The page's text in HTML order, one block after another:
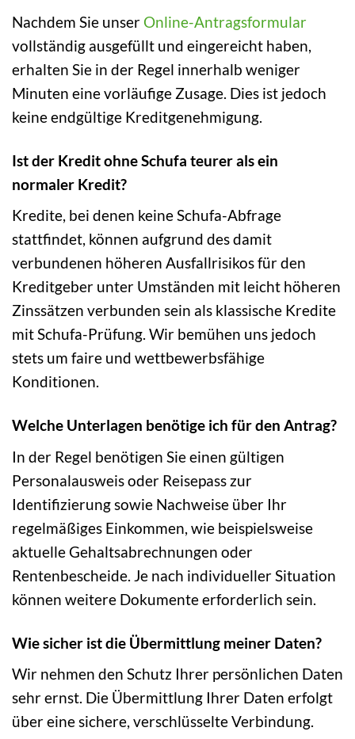
Nachdem Sie unser Online-Antragsformular
vollständig ausgefüllt und eingereicht haben,
erhalten Sie in der Regel innerhalb weniger
Minuten eine vorläufige Zusage. Dies ist jedoch
keine endgültige Kreditgenehmigung.
Ist der Kredit ohne Schufa teurer als ein
normaler Kredit?
Kredite, bei denen keine Schufa-Abfrage
stattfindet, können aufgrund des damit
verbundenen höheren Ausfallrisikos für den
Kreditgeber unter Umständen mit leicht höheren
Zinssätzen verbunden sein als klassische Kredite
mit Schufa-Prüfung. Wir bemühen uns jedoch
stets um faire und wettbewerbsfähige
Konditionen.
Welche Unterlagen benötige ich für den Antrag?
In der Regel benötigen Sie einen gültigen
Personalausweis oder Reisepass zur
Identifizierung sowie Nachweise über Ihr
regelmäßiges Einkommen, wie beispielsweise
aktuelle Gehaltsabrechnungen oder
Rentenbescheide. Je nach individueller Situation
können weitere Dokumente erforderlich sein.
Wie sicher ist die Übermittlung meiner Daten?
Wir nehmen den Schutz Ihrer persönlichen Daten
sehr ernst. Die Übermittlung Ihrer Daten erfolgt
über eine sichere, verschlüsselte Verbindung.